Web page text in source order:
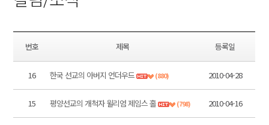
번호 제목 등록일
16 한국 선교의 아버지 언더우드 (880) 2010-04-28
15 평양선교의 개척자 윌리엄 제임스 홀 (798) 2010-04-16